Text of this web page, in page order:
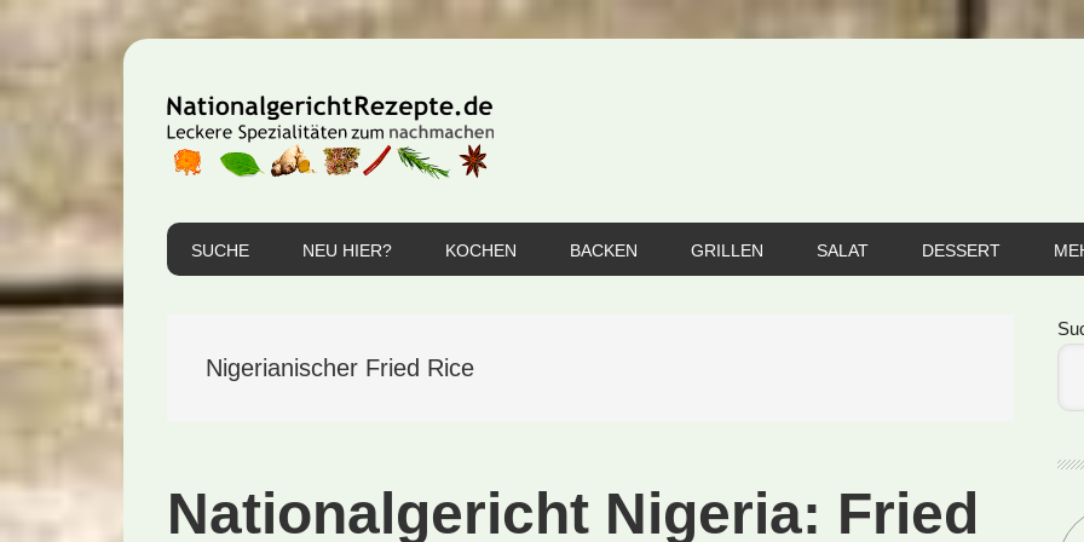
Hauptnavigation
springen
springen
Seitenspalte
springen
SUCHE NEU HIER? KOCHEN BACKEN GRILLEN SALAT DESSERT
Nigerianischer Fried Rice
Nationalgericht Nigeria: Fried